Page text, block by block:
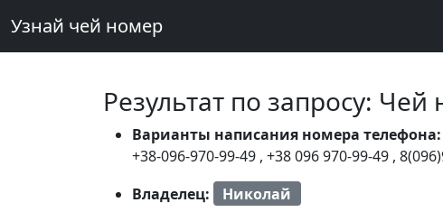
Узнай чей номер
Результат по запросу:
Варианты написания номера телефона:
+38-096-970-99-49 , +38 096 970-99-49 ,
Владелец:
Николай